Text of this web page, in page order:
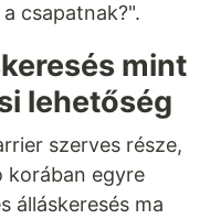
csapatnak?".
mint
lehetőség
szerves része,
korában egyre
álláskeresés ma